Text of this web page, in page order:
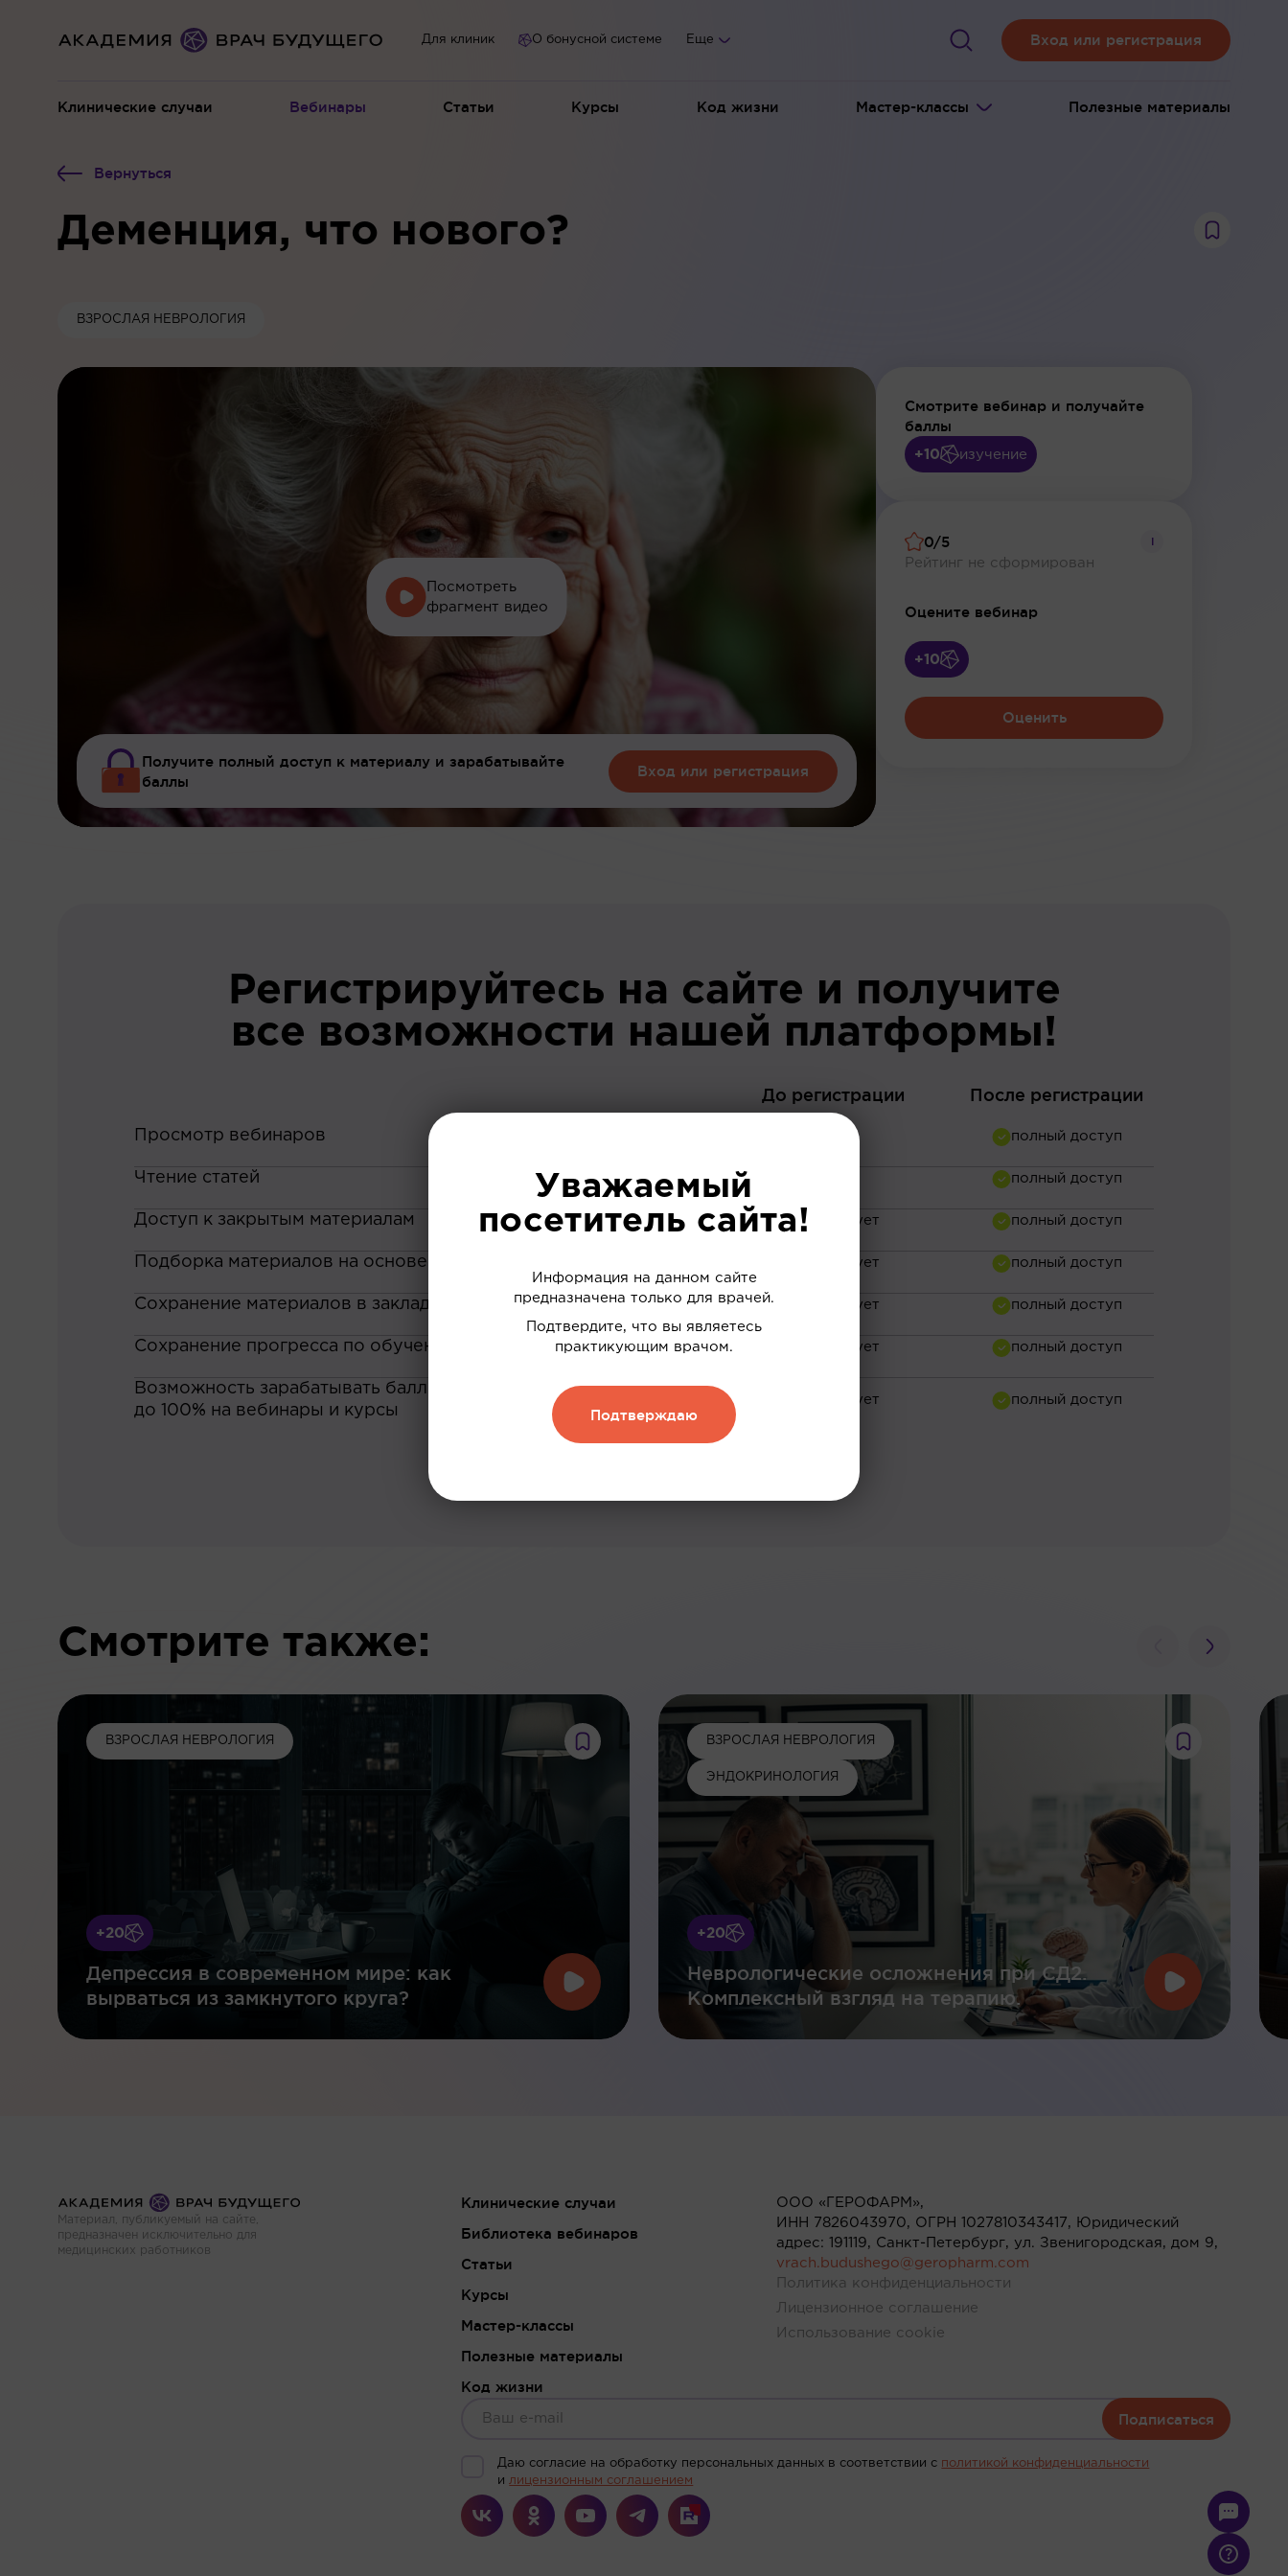
Вход или регистрация
Клинические случаи Вебинары Статьи Курсы Код жизни Мастер-классы Полезные материалы
Для клиник О бонусной системе Еще
Вернуться
Деменция, что нового?
ВЗРОСЛАЯ НЕВРОЛОГИЯ
Посмотреть
фрагмент видео
Получите полный доступ к материалу и зарабатывайте
баллы
Вход или регистрация
Смотрите вебинар и получайте
баллы
+10 изучение
0/5
Рейтинг не сформирован
i
Оцените вебинар
+10
Оценить
Регистрируйтесь на сайте и получите
все возможности нашей платформы!
До регистрации После регистрации
Просмотр вебинаров
Чтение статей
Доступ к закрытым материалам
Подборка материалов на основе ваших интересов
Сохранение материалов в закладки
Сохранение прогресса по обучению
Возможность зарабатывать баллы и обменивать их на скидку
до 100% на вебинары и курсы
Смотрите также:
ВЗРОСЛАЯ НЕВРОЛОГИЯ
+20
Депрессия в современном мире: как
вырваться из замкнутого круга?
ВЗРОСЛАЯ НЕВРОЛОГИЯ
ЭНДОКРИНОЛОГИЯ
+20
Неврологические осложнения при СД2.
Комплексный взгляд на терапию.
Материал, публикуемый на сайте,
предназначен исключительно для
медицинских работников
Клинические случаи
Библиотека вебинаров
Статьи
Курсы
Мастер-классы
Полезные материалы
Код жизни
ООО «ГЕРОФАРМ»,
ИНН 7826043970, ОГРН 1027810343417, Юридический
адрес: 191119, Санкт-Петербург, ул. Звенигородская, дом 9,
vrach.budushego@geropharm.com
Политика конфиденциальности
Лицензионное соглашение
Использование cookie
Подписаться
Даю согласие на обработку персональных данных в соответствии c политикой конфиденциальности
илицензионным соглашением
Уважаемый
посетитель сайта!
Информация на данном сайте
предназначена только для врачей.
Подтвердите, что вы являетесь
практикующим врачом.
Подтверждаю